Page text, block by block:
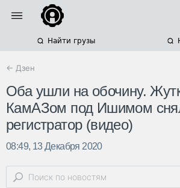
Найти грузы
← Дзен
Оба ушли на обочину.
КамАЗом под Ишимом
регистратор (видео)
08:49, 13 Декабря 2020